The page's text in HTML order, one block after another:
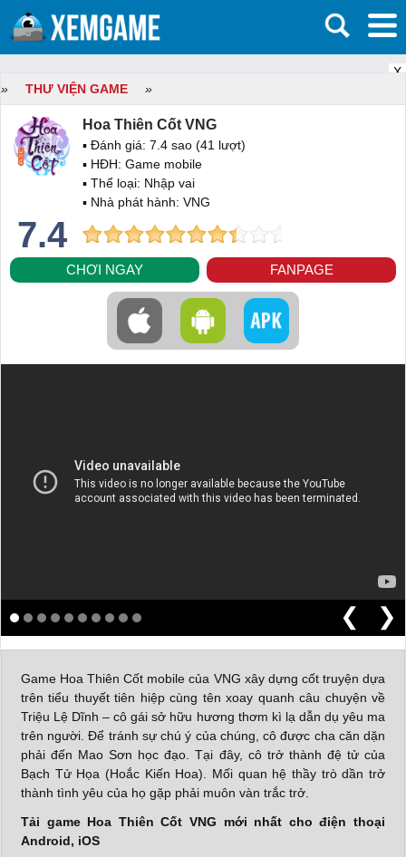
X
»
THƯ VIỆN GAME »
Hoa Thiên Cốt VNG
▪ Đánh giá: 7.4 sao (41 lượt)
▪ HĐH: Game mobile
▪ Thể loại: Nhập vai
▪ Nhà phát hành: VNG
7.4
CHƠI NGAY FANPAGE
❮ ❯
Game Hoa Thiên Cốt mobile của VNG xây dựng cốt truyện dựa
trên tiểu thuyết tiên hiệp cùng tên xoay quanh câu chuyện về
Triệu Lệ Dĩnh – cô gái sở hữu hương thơm kì lạ dẫn dụ yêu ma
trên người. Để tránh sự chú ý của chúng, cô được cha căn dặn
phải đến Mao Sơn học đạo. Tại đây, cô trở thành đệ tử của
Bạch Tử Họa (Hoắc Kiến Hoa). Mối quan hệ thầy trò dần trở
thành tình yêu của họ gặp phải muôn vàn trắc trở.
Tải game Hoa Thiên Cốt VNG mới nhất cho điện thoại
Android, iOS